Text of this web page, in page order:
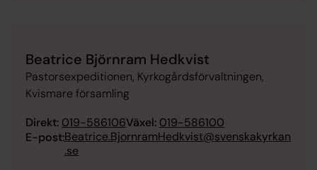
Beatrice Björnram Hedkvist
Pastorsexpeditionen, Kyrkogårdsförvaltningen,
Kvismare församling
Direkt: 019-586106Växel: 019-586100
E-post:Beatrice.BjornramHedkvist@svenskakyrkan
.se